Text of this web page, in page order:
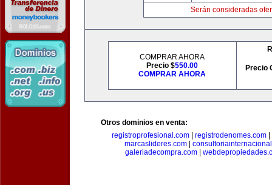
Serán consideradas
COMPRAR AHORA
Precio $550.00
COMPRAR AHORA
Precio
Otros dominios en venta:
registroprofesional.com| registrodenomes.com|
marcaslideres.com
galeriadecompra.com|